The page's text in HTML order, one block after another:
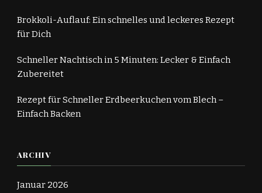
Brokkoli-Auflauf: Ein schnelles und leckeres Rezept
für Dich
Schneller Nachtisch in 5 Minuten: Lecker & Einfach
Zubereitet
Rezept für Schneller Erdbeerkuchen vom Blech –
Einfach Backen
ARCHIV
Januar 2026